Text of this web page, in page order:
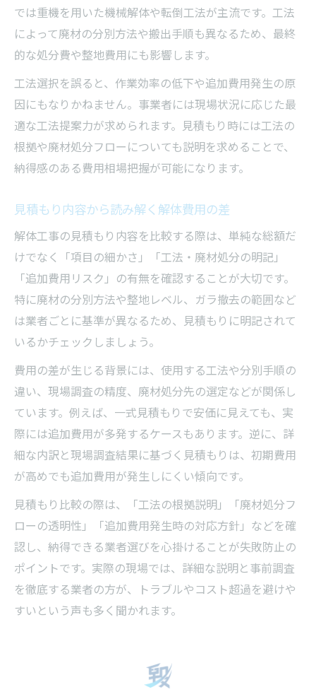
では重機を用いた機械解体や転倒工法が主流です。工法
によって廃材の分別方法や搬出手順も異なるため、最終
的な処分費や整地費用にも影響します。
工法選択を誤ると、作業効率の低下や追加費用発生の原
因にもなりかねません。事業者には現場状況に応じた最
適な工法提案力が求められます。見積もり時には工法の
根拠や廃材処分フローについても説明を求めることで、
納得感のある費用相場把握が可能になります。
見積もり内容から読み解く解体費用の差
解体工事の見積もり内容を比較する際は、単純な総額だ
けでなく「項目の細かさ」「工法・廃材処分の明記」
「追加費用リスク」の有無を確認することが大切です。
特に廃材の分別方法や整地レベル、ガラ撤去の範囲など
は業者ごとに基準が異なるため、見積もりに明記されて
いるかチェックしましょう。
費用の差が生じる背景には、使用する工法や分別手順の
違い、現場調査の精度、廃材処分先の選定などが関係し
ています。例えば、一式見積もりで安価に見えても、実
際には追加費用が多発するケースもあります。逆に、詳
細な内訳と現場調査結果に基づく見積もりは、初期費用
が高めでも追加費用が発生しにくい傾向です。
見積もり比較の際は、「工法の根拠説明」「廃材処分フ
ローの透明性」「追加費用発生時の対応方針」などを確
認し、納得できる業者選びを心掛けることが失敗防止の
ポイントです。実際の現場では、詳細な説明と事前調査
を徹底する業者の方が、トラブルやコスト超過を避けや
すいという声も多く聞かれます。